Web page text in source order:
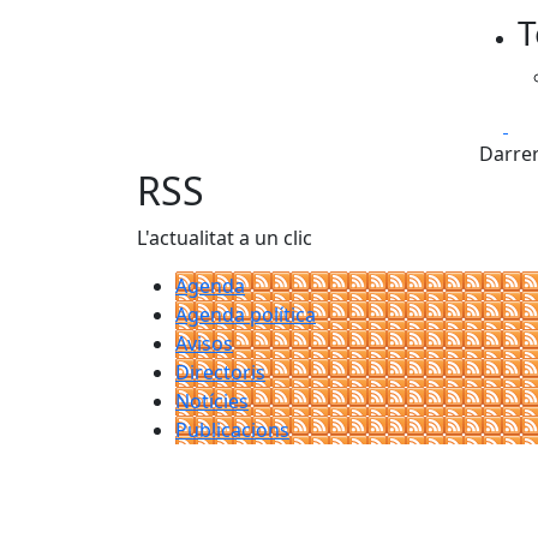
−
RSS
L'actualitat a un clic
Agenda
Agenda política
Avisos
Directoris
Notícies
Publicacions